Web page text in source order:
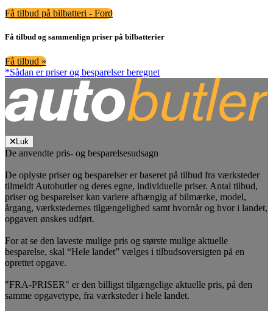
Få tilbud på bilbatteri - Ford
Få tilbud og sammenlign priser på bilbatterier
Få tilbud »
*Sådan er priser og besparelser beregnet
Luk
De anvendte pris- og besparelsesudsagn
De oplyste priser og besparelser er baseret på tilbud fra værksteder
tilmeldt Autobutler og deres egne, individuelle priser. Antal tilbud,
priser og besparelser kan variere afhængig af bilmærke, model,
årgang, værkstedernes tilgængelighed samt hvornår og hvor i landet,
opgaven ønskes udført.
For at se den laveste mulige pris og største mulige aktuelle
besparelse, skal “Hele landet” vælges i tilbudsoversigten på en
oprettet opgave.
"FRA-PRISER" er den billigst tilgængelige aktuelle pris, på den
samme opgavetype, fra værksteder i hele landet.